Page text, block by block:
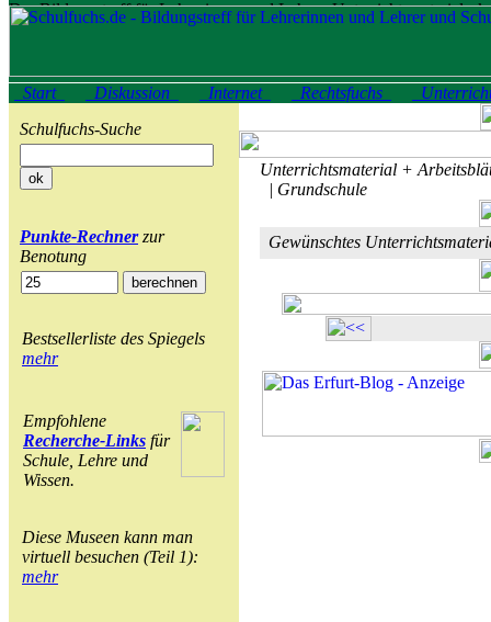
Start Diskussion Internet Rechtsfuchs
Schulfuchs-Suche
Punkte-Rechnerzur
Benotung
Bestsellerliste des Spiegels
mehr
Empfohlene
Recherche-Links für
Schule, Lehre und
Wissen.
Diese Museen kann man
virtuell besuchen (Teil 1):
mehr
Unterrichtsmaterial +
| Grundschule
Gewünschtes